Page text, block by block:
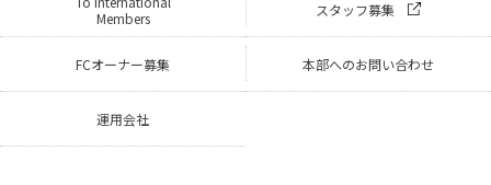
Members
スタッフ募集
FCオーナー募集 本部へのお問い合わせ
運用会社